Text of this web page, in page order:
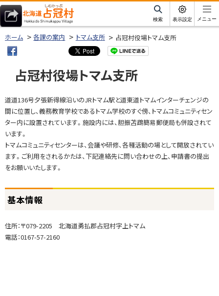
本
文
へ
へ
北海道占冠村
サ
イ
内
検索 表示設定 メニュー
ホーム 各課の案内 トマム支所 占冠村役場トマム支所
占冠村役場トマム支所
基
本
情
報
問
合
せ
担
当
道道136号夕張新得線沿いのJRトマム駅と道東道トマムインターチェンジの
間に位置し、義務教育学校であるトマム学校のすぐ傍、トマムコミュニティセン
ター内に設置されています。施設内には、胆振苫鵡簡易郵便局も併設されて
います。
トマムコミュニティセンターは、会議や研修、各種活動の場として開放されてい
ます。ご利用をされるかたは、下記連絡先に問い合わせの上、申請書の提出
をお願いいたします。
基本情報
住所：〒079-2205 北海道勇払郡占冠村字上トマム
電話：0167-57-2160